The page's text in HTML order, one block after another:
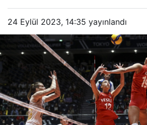
24 Eylül 2023, 14:35 yayınlandı